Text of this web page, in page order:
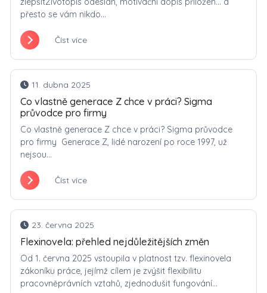
přesto se vám nikdo...
Číst více
11. dubna 2025
Co vlastně generace Z chce v práci? Sigma
průvodce pro firmy
Co vlastně generace Z chce v práci? Sigma průvodce
pro firmy Generace Z, lidé narození po roce 1997, už
nejsou...
Číst více
23. června 2025
Flexinovela: přehled nejdůležitějších změn
Od 1. června 2025 vstoupila v platnost tzv. flexinovela
zákoníku práce, jejímž cílem je zvýšit flexibilitu
pracovněprávních vztahů, zjednodušit fungování...